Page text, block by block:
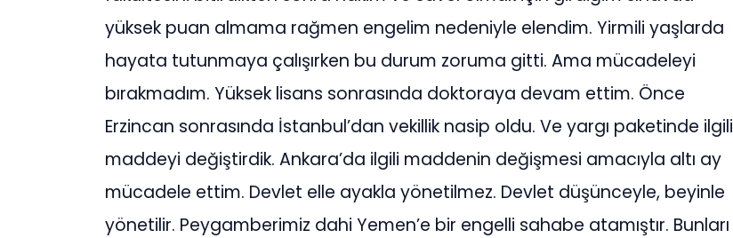
yüksek puan almama rağmen engelim nedeniyle elendim. Yirmili yaşlarda
hayata tutunmaya çalışırken bu durum zoruma gitti. Ama mücadeleyi
bırakmadım. Yüksek lisans sonrasında doktoraya devam ettim. Önce
Erzincan sonrasında İstanbul’dan vekillik nasip oldu. Ve yargı paketinde ilgili
maddeyi değiştirdik. Ankara’da ilgili maddenin değişmesi amacıyla altı ay
mücadele ettim. Devlet elle ayakla yönetilmez. Devlet düşünceyle, beyinle
yönetilir. Peygamberimiz dahi Yemen’e bir engelli sahabe atamıştır. Bunları